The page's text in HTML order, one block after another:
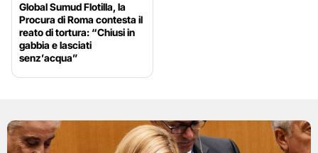
Global Sumud Flotilla, la
Procura di Roma contesta il
reato di tortura: “Chiusi in
gabbia e lasciati
senz’acqua”